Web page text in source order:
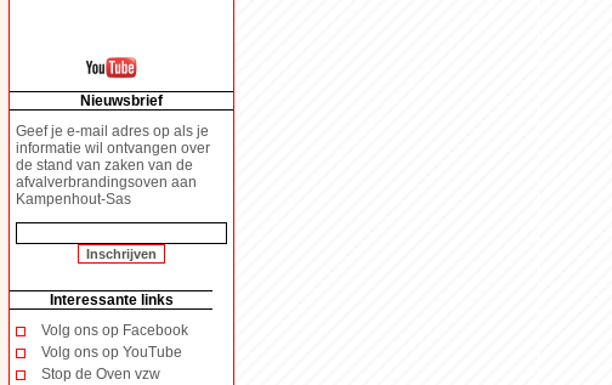
Nieuwsbrief
Geef je e-mail adres op als je
informatie wil ontvangen over
de stand van zaken van de
afvalverbrandingsoven aan
Kampenhout-Sas
Interessante links
Volg ons op Facebook
Volg ons op YouTube
Stop de Oven vzw